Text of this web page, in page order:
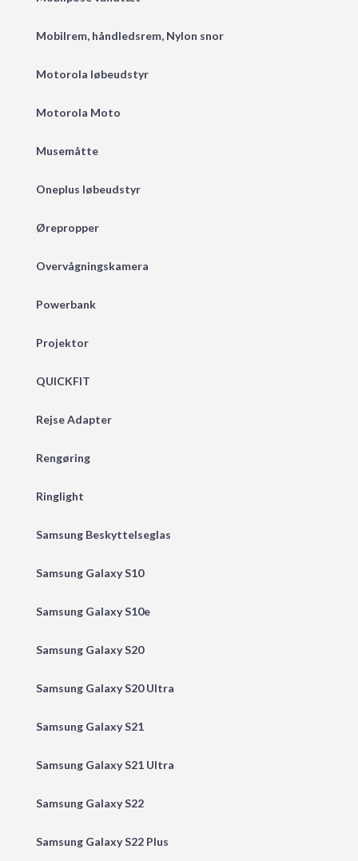
Mobilrem, håndledsrem, Nylon snor
Motorola løbeudstyr
Motorola Moto
Musemåtte
Oneplus løbeudstyr
Ørepropper
Overvågningskamera
Powerbank
Projektor
QUICKFIT
Rejse Adapter
Rengøring
Ringlight
Samsung Beskyttelseglas
Samsung Galaxy S10
Samsung Galaxy S10e
Samsung Galaxy S20
Samsung Galaxy S20 Ultra
Samsung Galaxy S21
Samsung Galaxy S21 Ultra
Samsung Galaxy S22
Samsung Galaxy S22 Plus